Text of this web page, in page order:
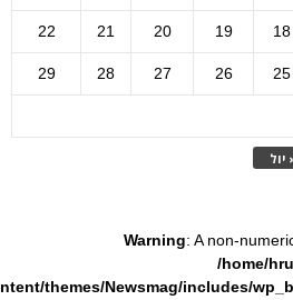
יול
18
19
20
21
22
25
26
27
28
29
Warning: A non-
/home/
themes/Newsmag/includes/